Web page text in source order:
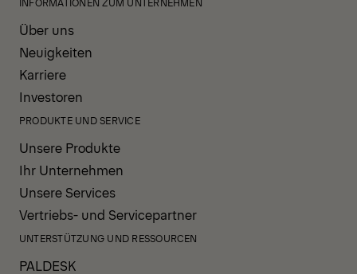
INFORMATIONEN ZUM UNTERNEHMEN
Über uns
Neuigkeiten
Karriere
Investoren
PRODUKTE UND SERVICE
Unsere Produkte
Ihr Unternehmen
Unsere Services
Vertriebs- und Servicepartner
UNTERSTÜTZUNG UND RESSOURCEN
PALDESK